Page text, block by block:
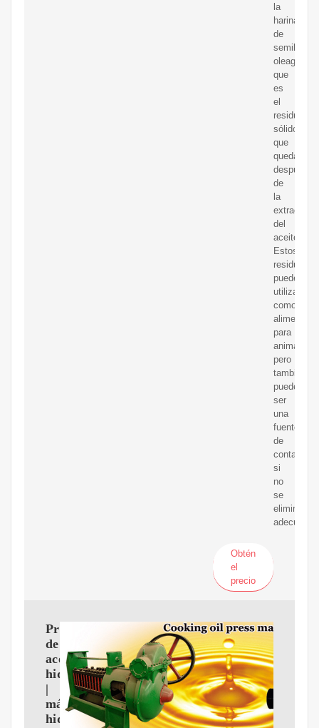
la
harina
de
semillas
que
es
el
residuo
sólido
que
queda
después
de
la
extracción
del
aceite.
Estos
residuos
pueden
utilizarse
como
alimento
para
animales,
pero
también
pueden
ser
una
fuente
de
si
no
se
eliminan
Obtén
el
precio
Prensa
de
aceite
hidráulica
|
máquina
hidráulica